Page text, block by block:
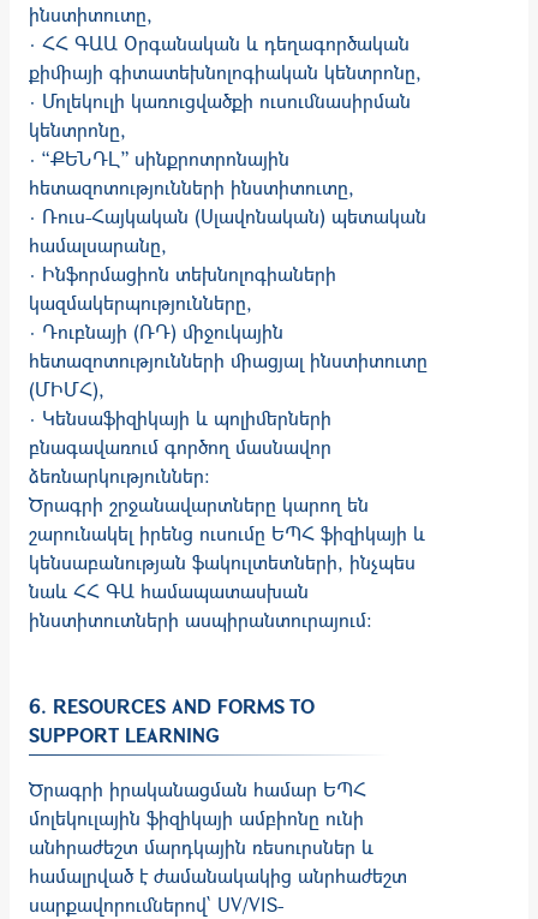
ինստիտուտը,
· ՀՀ ԳԱԱ Օրգանական և դեղագործական
քիմիայի գիտատեխնոլոգիական կենտրոնը,
· Մոլեկուլի կառուցվածքի ուսումնասիրման
կենտրոնը,
· “ՔԵՆԴԼ” սինքրոտրոնային
հետազոտությունների ինստիտուտը,
· Ռուս-Հայկական (Սլավոնական) պետական
համալսարանը,
· Ինֆորմացիոն տեխնոլոգիաների
կազմակերպությունները,
· Դուբնայի (ՌԴ) միջուկային
հետազոտությունների միացյալ ինստիտուտը
(ՄԻՄՀ),
· Կենսաֆիզիկայի և պոլիմերների
բնագավառում գործող մասնավոր
ձեռնարկություններ:
Ծրագրի շրջանավարտները կարող են
շարունակել իրենց ուսումը ԵՊՀ ֆիզիկայի և
կենսաբանության ֆակուլտետների, ինչպես
նաև ՀՀ ԳԱ համապատասխան
ինստիտուտների ասպիրանտուրայում:
6. RESOURCES AND FORMS TO
SUPPORT LEARNING
Ծրագրի իրականացման համար ԵՊՀ
մոլեկուլային ֆիզիկայի ամբիոնը ունի
անհրաժեշտ մարդկային ռեսուրսներ և
համալրված է ժամանակակից անրհաժեշտ
սարքավորումներով` UV/VIS-